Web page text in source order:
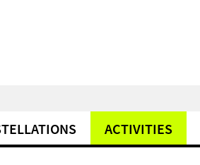
ACTIVITIES